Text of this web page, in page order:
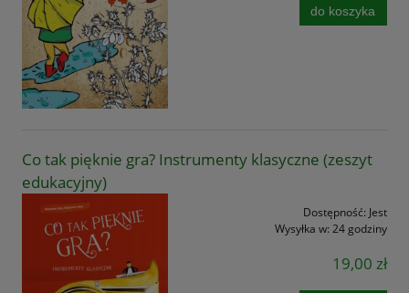
do koszyka
Co tak pięknie gra? Instrumenty klasyczne (zeszyt
edukacyjny)
Dostępność: Jest
Wysyłka w: 24 godziny
19,00 zł